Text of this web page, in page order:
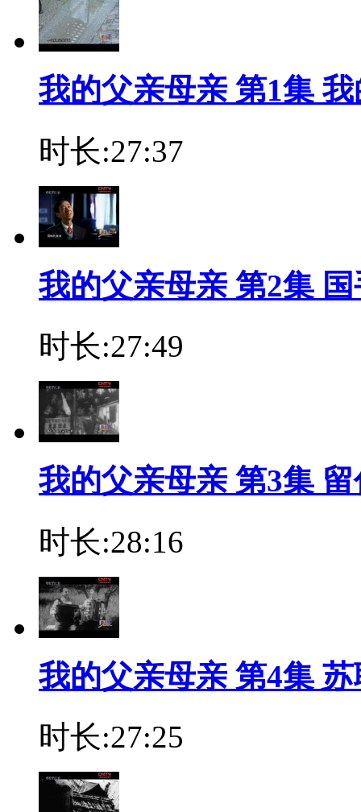
我的父亲母亲 第1集
时长:27:37
我的父亲母亲 第2集 国
时长:27:49
我的父亲母亲 第3集
时长:28:16
我的父亲母亲 第4集
时长:27:25